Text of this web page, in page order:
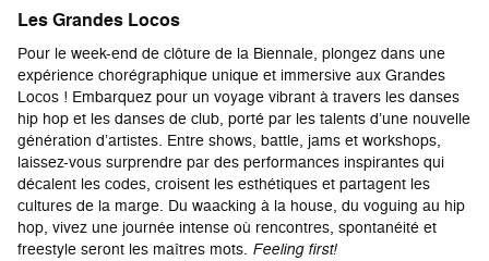
Les Grandes Locos
Pour le week-end de clôture de la Biennale, plongez dans une
expérience chorégraphique unique et immersive aux Grandes
Locos ! Embarquez pour un voyage vibrant à travers les danses
hip hop et les danses de club, porté par les talents d’une nouvelle
génération d’artistes. Entre shows, battle, jams et workshops,
laissez-vous surprendre par des performances inspirantes qui
décalent les codes, croisent les esthétiques et partagent les
cultures de la marge. Du waacking à la house, du voguing au hip
hop, vivez une journée intense où rencontres, spontanéité et
freestyle seront les maîtres mots. Feeling first!